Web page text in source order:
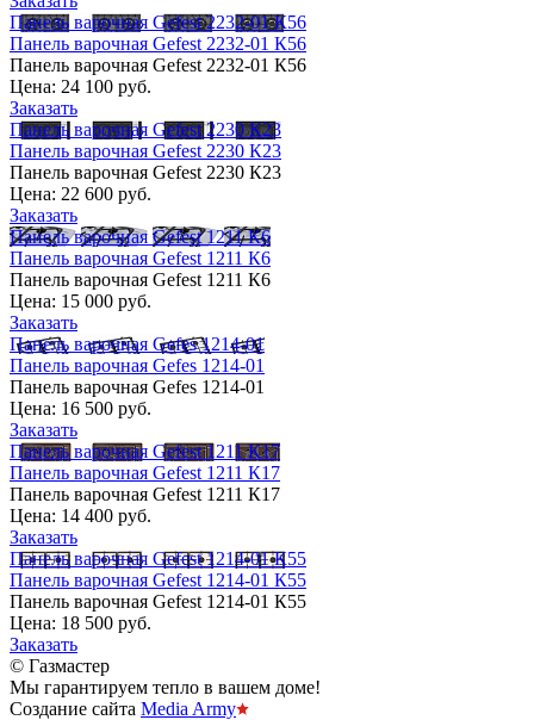
Панель варочная Gefest 2232-01 К56
Панель варочная Gefest 2232-01 К56
Панель варочная Gefest 2232-01 К56
Цена: 24 100 руб.
Заказать
Панель варочная Gefest 2230 К23
Панель варочная Gefest 2230 К23
Панель варочная Gefest 2230 К23
Цена: 22 600 руб.
Заказать
Панель варочная Gefest 1211 К6
Панель варочная Gefest 1211 К6
Панель варочная Gefest 1211 К6
Цена: 15 000 руб.
Заказать
Панель варочная Gefes 1214-01
Панель варочная Gefes 1214-01
Панель варочная Gefes 1214-01
Цена: 16 500 руб.
Заказать
Панель варочная Gefest 1211 К17
Панель варочная Gefest 1211 К17
Панель варочная Gefest 1211 К17
Цена: 14 400 руб.
Заказать
Панель варочная Gefest 1214-01 К55
Панель варочная Gefest 1214-01 К55
Панель варочная Gefest 1214-01 К55
Цена: 18 500 руб.
Заказать
© Газмастер
Мы гарантируем тепло в вашем доме!
Создание сайта Media Army